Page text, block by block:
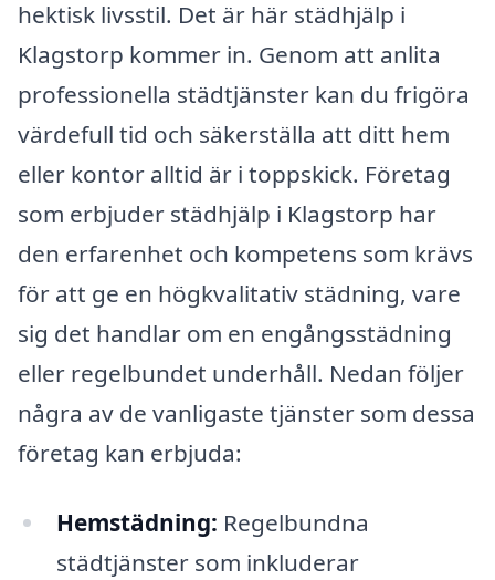
hektisk livsstil. Det är här städhjälp i
Klagstorp kommer in. Genom att anlita
professionella städtjänster kan du frigöra
värdefull tid och säkerställa att ditt hem
eller kontor alltid är i toppskick. Företag
som erbjuder städhjälp i Klagstorp har
den erfarenhet och kompetens som krävs
för att ge en högkvalitativ städning, vare
sig det handlar om en engångsstädning
eller regelbundet underhåll. Nedan följer
några av de vanligaste tjänster som dessa
företag kan erbjuda:
Hemstädning: Regelbundna
städtjänster som inkluderar